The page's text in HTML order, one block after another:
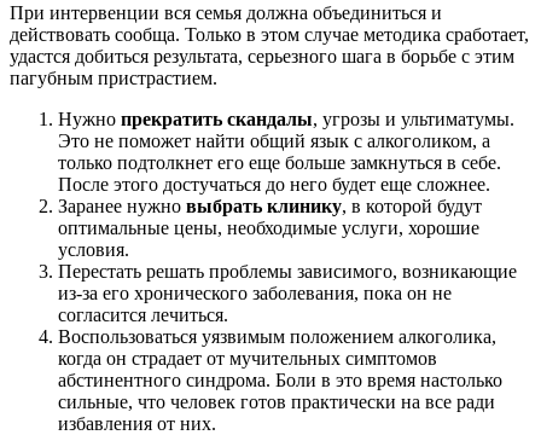
При интервенции вся семья должна объединиться и
действовать сообща. Только в этом случае методика сработает,
удастся добиться результата, серьезного шага в борьбе с этим
пагубным пристрастием.
Нужно прекратить скандалы, угрозы и ультиматумы.
Это не поможет найти общий язык с алкоголиком, а
только подтолкнет его еще больше замкнуться в себе.
После этого достучаться до него будет еще сложнее.
Заранее нужно выбрать клинику, в которой будут
оптимальные цены, необходимые услуги, хорошие
условия.
Перестать решать проблемы зависимого, возникающие
из-за его хронического заболевания, пока он не
согласится лечиться.
Воспользоваться уязвимым положением алкоголика,
когда он страдает от мучительных симптомов
абстинентного синдрома. Боли в это время настолько
сильные, что человек готов практически на все ради
избавления от них.